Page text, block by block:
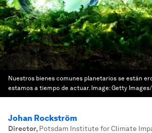
Nuestros bienes comunes planetarios se están
estamos a tiempo de actuar. Image:Getty
Johan Rockström
Director, Potsdam Institute for Climate